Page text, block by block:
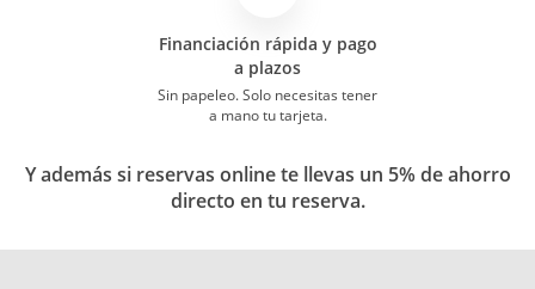
Financiación rápida y pago
a plazos
Sin papeleo. Solo necesitas tener
a mano tu tarjeta.
Y además si reservas online te llevas un 5% de ahorro
directo en tu reserva.